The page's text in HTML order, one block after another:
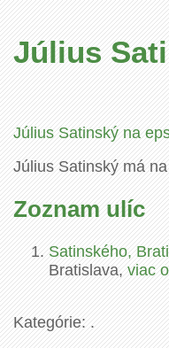
Július
Július Satinský na
Július Satinský má
Zoznam ulíc
Satinského,
Bratislava,viac
Kategórie: .